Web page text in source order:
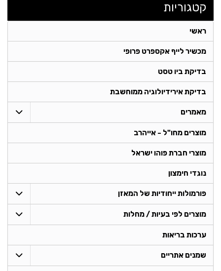
קטגוריות
ראשי
מכשיר לייף אקספרט פרופי
בדיקת ביו טסט
בדיקת אירידיולוגיה ממוחשבת
מאמרים
מוצרים מחו"ל - אייהרב
מוצרי חברת פוהו ישראל
נוגדי חימצון
פורמולות ייחודיות של המאזן
מוצרים לפי בעיות / מחלות
ערכות בריאות
שמנים אתריים